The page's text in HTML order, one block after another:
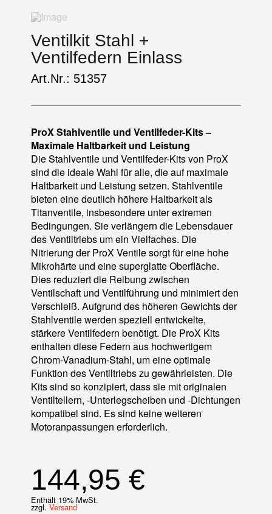
Ventilkit Stahl +
Ventilfedern Einlass
Art.Nr.: 51357
ProX Stahlventile und Ventilfeder-Kits –
Maximale Haltbarkeit und Leistung
Die Stahlventile und Ventilfeder-Kits von ProX
sind die ideale Wahl für alle, die auf maximale
Haltbarkeit und Leistung setzen. Stahlventile
bieten eine deutlich höhere Haltbarkeit als
Titanventile, insbesondere unter extremen
Bedingungen. Sie verlängern die Lebensdauer
des Ventiltriebs um ein Vielfaches. Die
Nitrierung der ProX Ventile sorgt für eine hohe
Mikrohärte und eine superglatte Oberfläche.
Dies reduziert die Reibung zwischen
Ventilschaft und Ventilführung und minimiert den
Verschleiß. Aufgrund des höheren Gewichts der
Stahlventile werden speziell entwickelte,
stärkere Ventilfedern benötigt. Die ProX Kits
enthalten diese Federn aus hochwertigem
Chrom-Vanadium-Stahl, um eine optimale
Funktion des Ventiltriebs zu gewährleisten. Die
Kits sind so konzipiert, dass sie mit originalen
Ventiltellern, -Unterlegscheiben und -Dichtungen
kompatibel sind. Es sind keine weiteren
Motoranpassungen erforderlich.
144,95 €
Enthält 19% MwSt.
zzgl. Versand